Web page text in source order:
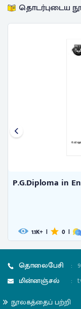
தொடர்புடைய
தொலைபேசி :
மின்னஞ்சல்
:
நூலகத்தைப் பற்றி